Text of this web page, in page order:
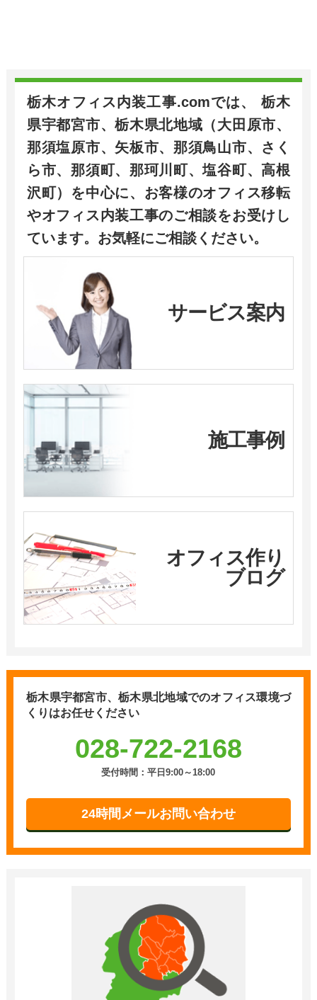
栃木オフィス内装工事.comでは、 栃木
県宇都宮市、栃木県北地域（大田原市、
那須塩原市、矢板市、那須鳥山市、さく
ら市、那須町、那珂川町、塩谷町、高根
沢町）を中心に、お客様のオフィス移転
やオフィス内装工事のご相談をお受けし
ています。お気軽にご相談ください。
サービス案内
施工事例
オフィス作り
ブログ
栃木県宇都宮市、栃木県北地域でのオフィス環境づ
くりはお任せください
028-722-2168
受付時間：平日9:00～18:00
24時間メールお問い合わせ